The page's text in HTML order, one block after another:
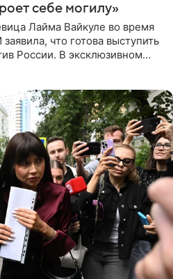
себе могилу»
Лайма Вайкуле во время
что готова выступить
России. В эксклюзивном